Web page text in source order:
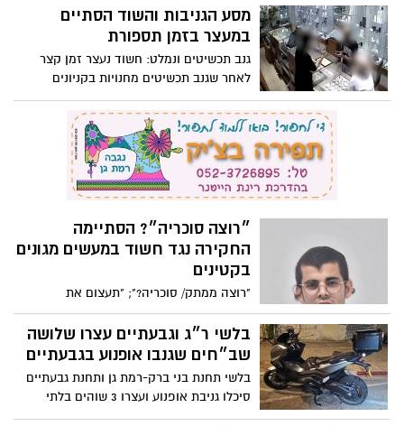
החקירה הסתיימה והוגשה הצהרת תובע
נוספת נגד החשוד השני
מסע הגניבות והשוד הסתיים
במעצר בזמן תספורת
גנב תכשיטים ונמלט: חשוד נעצר זמן קצר
לאחר שגנב תכשיטים מחנויות בקניונים
בקרית אונו, רמת גן, פתח תקווה, חולון ורעננה
בשווי אלפי ש"ח במהלך חודש אוגוסט
״רוצה סוכריה״? הסתיימה
החקירה נגד חשוד במעשים מגונים
בקטינים
"רוצה ממתק/ סוכריה?"; "תעצום את
העיניים"- משטרת בני ברק- רמת גן עצרה
חשוד שביצע מעשים מגונים ב-3 קטינים בעיר
בני ברק בשיטת ביצוע חוזרת; החקירה
מעצר החשוד הוארך והוגשה נגדו הצהרת
בלשי ר״ג וגבעתיים עצרו שלושה
שב״חים שגנבו אופנוע בגבעתיים
בלשי תחנת בני ברק-רמת גן ותחנת גבעתיים
סיכלו גניבת אופנוע ועצרו 3 שוהים בלתי
חוקיים שהגיעו עפ"י החשד ברכב גנוב עם